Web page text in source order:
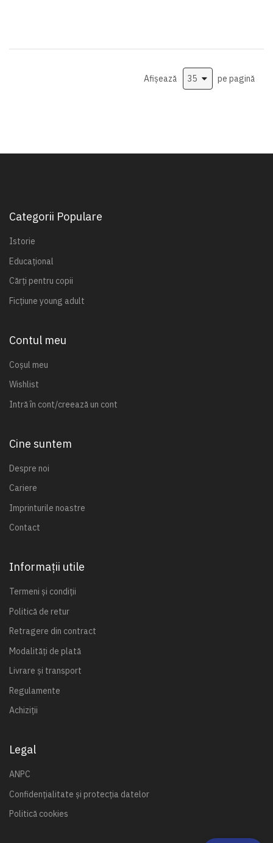
Afișează pe pagină
Categorii Populare
Istorie
Educațional
Cărți pentru copii
Ficțiune young adult
Contul meu
Coșul meu
Wishlist
Intră în cont/creează un cont
Cine suntem
Despre noi
Cariere
Imprinturile noastre
Contact
Informații utile
Termeni și condiții
Politică de retur
Retragere din contract
Modalități de plată
Livrare și transport
Regulamente
Achiziții
Legal
ANPC
Confidențialitate și protecția datelor
Politică cookies